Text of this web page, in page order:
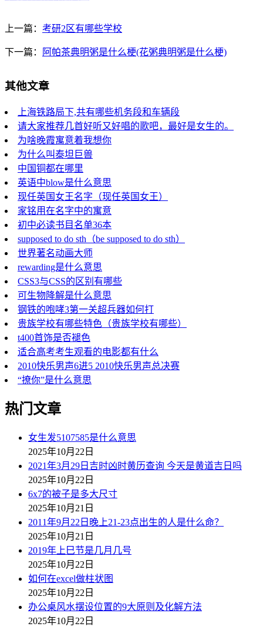
上一篇： 考研2区有哪些学校
下一篇： 阿帕茶典明粥是什么梗(花粥典明粥是什么梗)
其他文章
上海铁路局下,共有哪些机务段和车辆段
请大家推荐几首好听又好唱的歌吧，最好是女生的。
为啥晚霞寓意着我想你
为什么叫泰坦巨兽
中国铜都在哪里
英语中blow是什么意思
现任英国女王名字（现任英国女王）
家铭用在名字中的寓意
初中必读书目名单36本
supposed to do sth（be supposed to do sth）
世界著名动画大师
rewarding是什么意思
CSS3与CSS的区别有哪些
可生物降解是什么意思
钢铁的咆哮3第一关超兵器如何打
贵族学校有哪些特色（贵族学校有哪些）
t400首饰是否褪色
适合高考考生观看的电影都有什么
2010快乐男声6进5 2010快乐男声总决赛
“撩你”是什么意思
热门文章
女生发5107585是什么意思
2025年10月22日
2021年3月29日吉时凶时黄历查询 今天是黄道吉日吗
2025年10月22日
6x7的被子是多大尺寸
2025年10月21日
2011年9月22日晚上21-23点出生的人是什么命？
2025年10月21日
2019年上巳节是几月几号
2025年10月22日
如何在excel做柱状图
2025年10月22日
办公桌风水摆设位置的9大原则及化解方法
2025年10月22日